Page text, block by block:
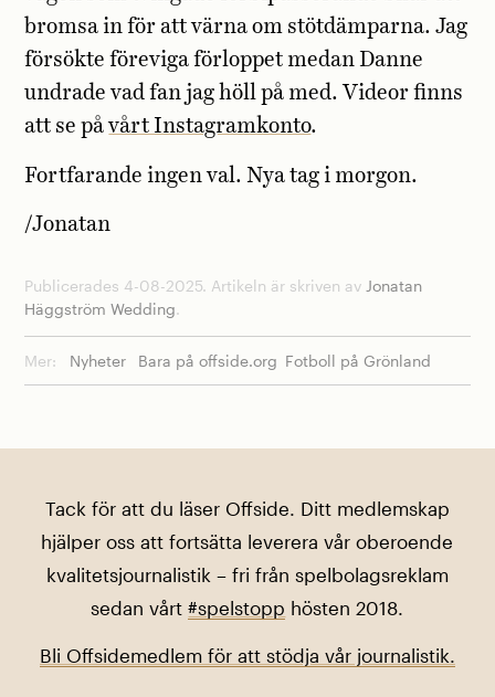
bromsa in för att värna om stötdämparna. Jag
försökte föreviga förloppet medan Danne
undrade vad fan jag höll på med. Videor finns
att se påvårt Instagramkonto.
Fortfarande ingen val. Nya tag i morgon.
/Jonatan
Publicerades 4-08-2025. Artikeln är skriven av Jonatan
Häggström Wedding.
Mer: Nyheter Bara på offside.org Fotboll på Grönland
Tack för att du läser Offside. Ditt medlemskap
hjälper oss att fortsätta leverera vår oberoende
kvalitetsjournalistik – fri från spelbolagsreklam
sedan vårt#spelstopp hösten 2018.
Bli Offsidemedlem för att stödja vår journalistik.